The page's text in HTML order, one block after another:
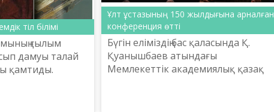
тіл білімі
ғылым
дамуы талай
қамтиды.
Ұлт ұстазының 150 жылдығына арналған
конференция өтті
Бүгін еліміздің бас қаласында Қ.
Қуанышбаев атындағы
Мемлекеттік академиялық қазақ